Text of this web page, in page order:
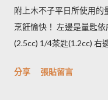
所以解凍馬鈴薯塊時馬鈴
度不同，可依料理需求選
將馬鈴薯壓成泥，可以改
被附近的馬鈴薯泥吸收
附上木不子平日所使用的
烹飪愉快！ 左邊是量匙
(2.5cc) 1/4茶匙(1.2cc) 右
用材料容量重量換算表
分享 張貼留言